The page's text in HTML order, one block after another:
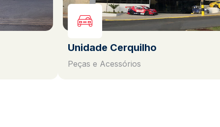
Unidade Cerquilho
Peças e Acessórios